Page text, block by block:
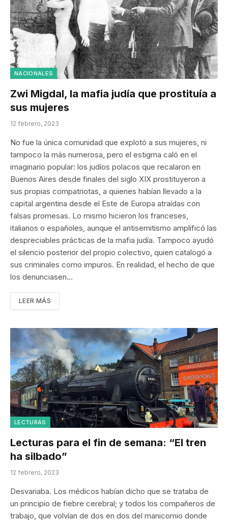
NACIONALES
Zwi Migdal, la mafia judía que prostituía a
sus mujeres
12 febrero, 2023
No fue la única comunidad que explotó a sus mujeres, ni
tampoco la más numerosa, pero el estigma caló en el
imaginario popular: los judíos polacos que recalaron en
Buenos Aires desde finales del siglo XIX prostituyeron a
sus propias compatriotas, a quienes habían llevado a la
capital argentina desde el Este de Europa atraídas con
falsas promesas. Lo mismo hicieron los franceses,
italianos o españoles, aunque el antisemitismo amplificó las
despreciables prácticas de la mafia judía. Tampoco ayudó
el silencio posterior del propio colectivo, quien catalogó a
sus criminales como impuros. En realidad, el hecho de que
los denunciasen…
LEER MÁS
LECTURAS
Lecturas para el fin de semana: “El tren
ha silbado”
12 febrero, 2023
Desvariaba. Los médicos habían dicho que se trataba de
un principio de fiebre cerebral; y todos los compañeros de
trabajo, que volvían de dos en dos del manicomio donde